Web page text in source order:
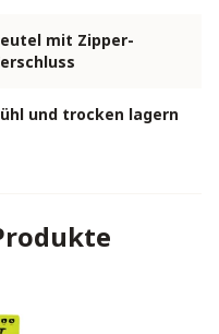
mit Zipper-
und trocken lagern